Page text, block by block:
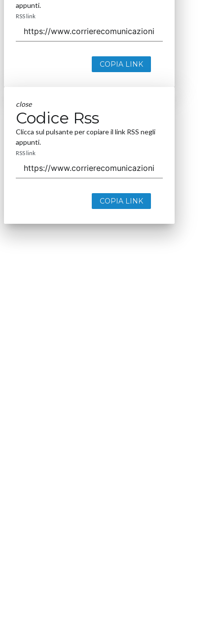
appunti.
RSS link
COPIA LINK
close
Codice Rss
Clicca sul pulsante per copiare il link RSS negli
appunti.
RSS link
COPIA LINK